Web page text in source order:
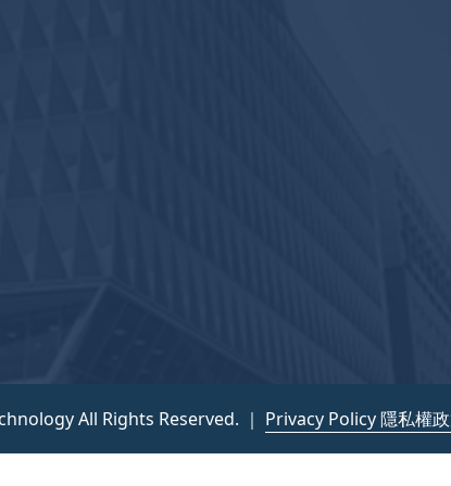
All Rights Reserved. ｜ Privacy Policy 隱私權